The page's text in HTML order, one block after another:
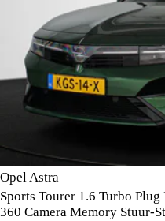
Opel Astra
Sports Tourer 1.6 Turbo
360 Camera Memory Stuur-